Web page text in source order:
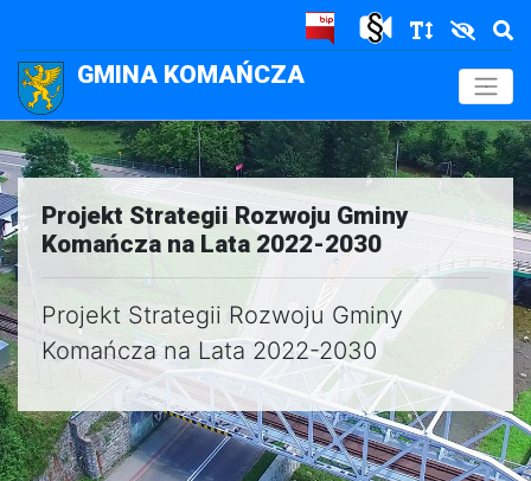
GMINA KOMAŃCZA .
Projekt Strategii Rozwoju Gminy
Komańcza na Lata 2022-2030
Projekt Strategii Rozwoju Gminy
Komańcza na Lata 2022-2030